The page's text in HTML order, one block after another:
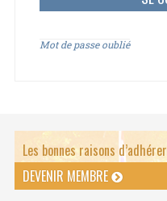
Mot de passe oublié
Les bonnes raisons d’adhérer
DEVENIR MEMBRE